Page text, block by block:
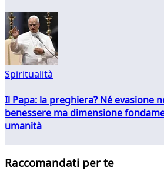
Spiritualità
Il Papa: la preghiera? Né evasione
benessere ma dimensione
umanità
Raccomandati per te